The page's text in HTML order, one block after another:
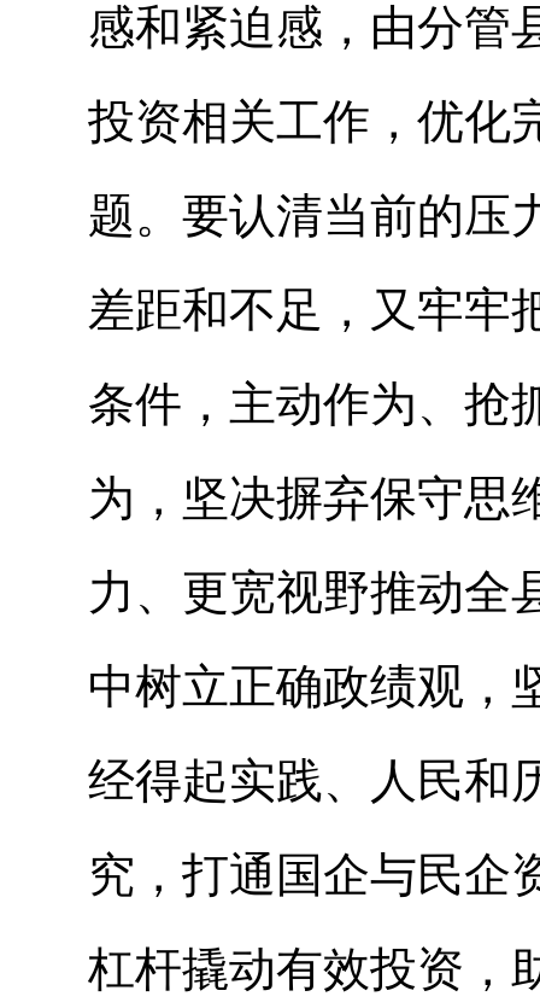
感和紧迫感，由分管
投资相关工作，优化
题。要认清当前的压
差距和不足，又牢牢
条件，主动作为、抢
为，坚决摒弃保守思
力、更宽视野推动全
中树立正确政绩观，
经得起实践、人民和
究，打通国企与民企
杠杆撬动有效投资，